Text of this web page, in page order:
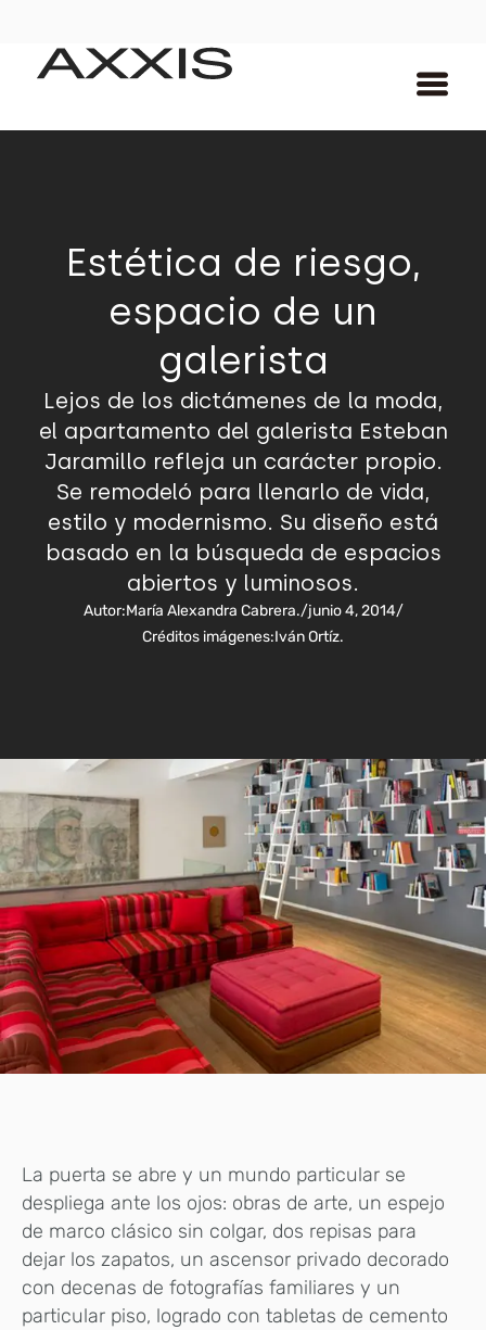
Estética de riesgo,
espacio de un
galerista
Lejos de los dictámenes de la moda,
el apartamento del galerista Esteban
Jaramillo refleja un carácter propio.
Se remodeló para llenarlo de vida,
estilo y modernismo. Su diseño está
basado en la búsqueda de espacios
abiertos y luminosos.
Autor:María Alexandra Cabrera./junio 4, 2014/
Créditos imágenes:Iván Ortíz.
La puerta se abre y un mundo particular se
despliega ante los ojos: obras de arte, un espejo
de marco clásico sin colgar, dos repisas para
dejar los zapatos, un ascensor privado decorado
con decenas de fotografías familiares y un
particular piso, logrado con tabletas de cemento